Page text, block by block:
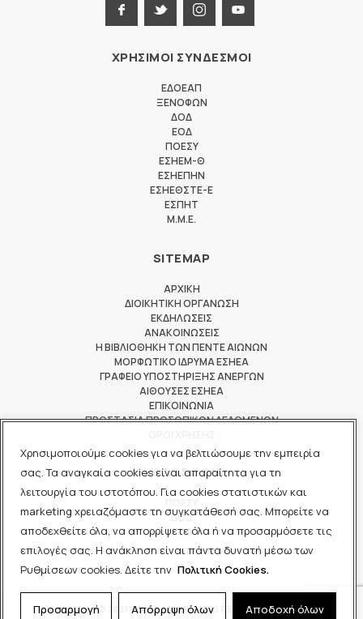
Χρησιμοποιούμε cookies για να βελτιώσουμε την εμπειρία
σας. Τα αναγκαία cookies είναι απαραίτητα για τη
λειτουργία του ιστοτόπου. Για cookies στατιστικών και
marketing χρειαζόμαστε τη συγκατάθεσή σας. Μπορείτε να
αποδεχθείτε όλα, να απορρίψετε όλα ή να προσαρμόσετε τις
επιλογές σας. Η ανάκληση είναι πάντα δυνατή μέσω των
Ρυθμίσεων cookies. Δείτε την Πολιτική Cookies.
Προσαρμογή Απόρριψη όλων Αποδοχή όλων
ΧΡΗΣΙΜΟΙ ΣΥΝΔΕΣΜΟΙ
ΕΔΟΕΑΠ
ΞΕΝΟΦΩΝ
ΔΟΔ
ΕΟΔ
ΠΟΕΣΥ
ΕΣΗΕΜ-Θ
ΕΣΗΕΠΗΝ
ΕΣΗΕΘΣΤΕ-Ε
ΕΣΠΗΤ
M.M.E.
SITEMAP
ΑΡΧΙΚΗ
ΔΙΟΙΚΗΤΙΚΗ ΟΡΓΑΝΩΣΗ
ΕΚΔΗΛΩΣΕΙΣ
ΑΝΑΚΟΙΝΩΣΕΙΣ
Η ΒΙΒΛΙΟΘΗΚΗ ΤΩΝ ΠΕΝΤΕ ΑΙΩΝΩΝ
ΜΟΡΦΩΤΙΚΟ ΙΔΡΥΜΑ ΕΣΗΕΑ
ΓΡΑΦΕΙΟ ΥΠΟΣΤΗΡΙΞΗΣ ΑΝΕΡΓΩΝ
ΑΙΘΟΥΣΕΣ ΕΣΗΕΑ
ΕΠΙΚΟΙΝΩΝΙΑ
ΠΡΟΣΤΑΣΙΑ ΠΡΟΣΩΠΙΚΩΝ ΔΕΔΟΜΕΝΩΝ
ΜΕΛΟΣ ΤΩΝ
ΔΟΔ
ΕΟΔ
© 2021 ΕΣΗΕΑ - ALL RIGHTS RESERVED